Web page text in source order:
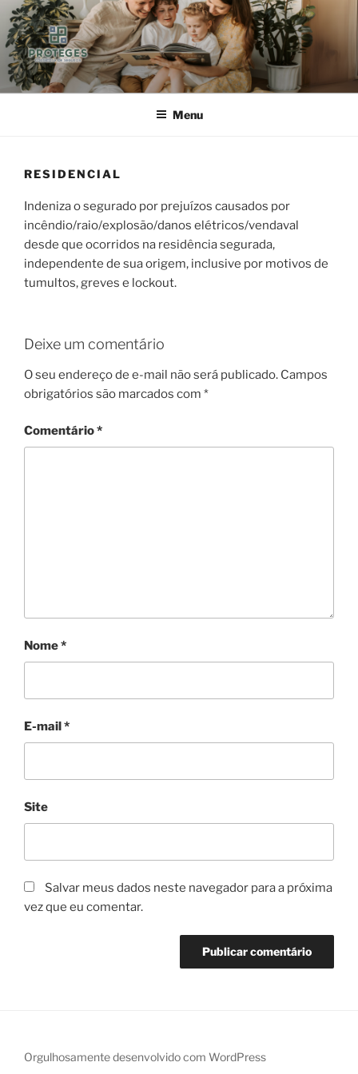
Pular
para
o
conteúdo
PROTEGES
CORRETORA DE SEGUROS
Menu
RESIDENCIAL
Indeniza o segurado por prejuízos causados por
incêndio/raio/explosão/danos elétricos/vendaval
desde que ocorridos na residência segurada,
independente de sua origem, inclusive por motivos de
tumultos, greves e lockout.
Deixe um comentário
O seu endereço de e-mail não será publicado. Campos
obrigatórios são marcados com *
Comentário*
Nome*
E-mail *
Site
Salvar meus dados neste navegador para a próxima
vez que eu comentar.
Orgulhosamente desenvolvido com WordPress